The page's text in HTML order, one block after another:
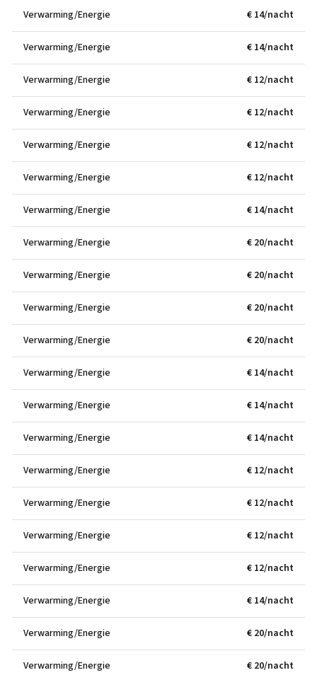
Verwarming/Energie € 14/nacht
Verwarming/Energie € 14/nacht
Verwarming/Energie € 12/nacht
Verwarming/Energie € 12/nacht
Verwarming/Energie € 12/nacht
Verwarming/Energie € 12/nacht
Verwarming/Energie € 14/nacht
Verwarming/Energie € 20/nacht
Verwarming/Energie € 20/nacht
Verwarming/Energie € 20/nacht
Verwarming/Energie € 20/nacht
Verwarming/Energie € 14/nacht
Verwarming/Energie € 14/nacht
Verwarming/Energie € 14/nacht
Verwarming/Energie € 12/nacht
Verwarming/Energie € 12/nacht
Verwarming/Energie € 12/nacht
Verwarming/Energie € 12/nacht
Verwarming/Energie € 14/nacht
Verwarming/Energie € 20/nacht
Verwarming/Energie € 20/nacht